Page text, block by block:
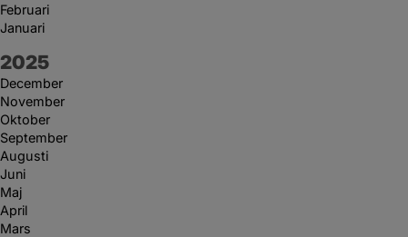
Februari
Januari
År:
2025
December
November
Oktober
September
Augusti
Juni
Maj
April
Mars